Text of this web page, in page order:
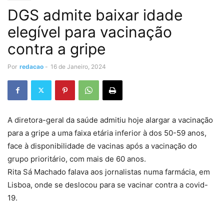
DGS admite baixar idade
elegível para vacinação
contra a gripe
Por redacao - 16 de Janeiro, 2024
A diretora-geral da saúde admitiu hoje alargar a vacinação
para a gripe a uma faixa etária inferior à dos 50-59 anos,
face à disponibilidade de vacinas após a vacinação do
grupo prioritário, com mais de 60 anos.
Rita Sá Machado falava aos jornalistas numa farmácia, em
Lisboa, onde se deslocou para se vacinar contra a covid-
19.